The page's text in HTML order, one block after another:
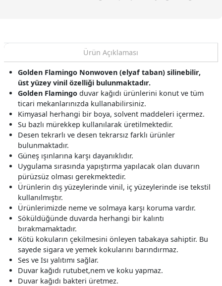
Ürün Açıklaması
Golden Flamingo Nonwoven (elyaf taban) silinebilir,
üst yüzey vinil özelliği bulunmaktadır.
Golden Flamingo duvar kağıdı ürünlerini konut ve tüm
ticari mekanlarınızda kullanabilirsiniz.
Kimyasal herhangi bir boya, solvent maddeleri içermez.
Su bazlı mürekkep kullanılarak üretilmektedir.
Desen tekrarlı ve desen tekrarsız farklı ürünler
bulunmaktadır.
Güneş ışınlarına karşı dayanıklıdır.
Uygulama sırasında yapıştırma yapılacak olan duvarın
pürüzsüz olması gerekmektedir.
Ürünlerin dış yüzeylerinde vinil, iç yüzeylerinde ise tekstil
kullanılmıştır.
Ürünlerimizde neme ve solmaya karşı koruma vardır.
Söküldüğünde duvarda herhangi bir kalıntı
bırakmamaktadır.
Kötü kokuların çekilmesini önleyen tabakaya sahiptir. Bu
sayede sigara ve yemek kokularını barındırmaz.
Ses ve Isı yalıtımı sağlar.
Duvar kağıdı rutubet,nem ve koku yapmaz.
Duvar kağıdı bakteri üretmez.